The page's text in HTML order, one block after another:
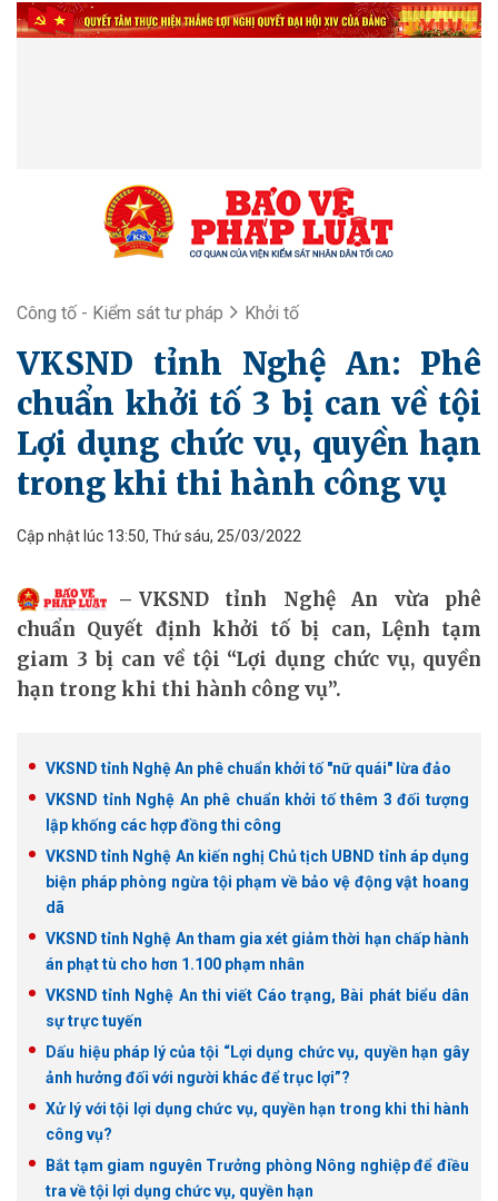
Công tố - Kiểm sát tư pháp Khởi tố
VKSND tỉnh Nghệ An: Phê
chuẩn khởi tố 3 bị can về tội
Lợi dụng chức vụ, quyền hạn
trong khi thi hành công vụ
Cập nhật lúc 13:50, Thứ sáu, 25/03/2022
VKSND tỉnh Nghệ An vừa phê
chuẩn Quyết định khởi tố bị can, Lệnh tạm
giam 3 bị can về tội “Lợi dụng chức vụ, quyền
hạn trong khi thi hành công vụ”.
VKSND tỉnh Nghệ An phê chuẩn khởi tố "nữ quái" lừa đảo
VKSND tỉnh Nghệ An phê chuẩn khởi tố thêm 3 đối tượng
lập khống các hợp đồng thi công
VKSND tỉnh Nghệ An kiến nghị Chủ tịch UBND tỉnh áp dụng
biện pháp phòng ngừa tội phạm về bảo vệ động vật hoang
dã
VKSND tỉnh Nghệ An tham gia xét giảm thời hạn chấp hành
án phạt tù cho hơn 1.100 phạm nhân
VKSND tỉnh Nghệ An thi viết Cáo trạng, Bài phát biểu dân
sự trực tuyến
Dấu hiệu pháp lý của tội “Lợi dụng chức vụ, quyền hạn gây
ảnh hưởng đối với người khác để trục lợi”?
Xử lý với tội lợi dụng chức vụ, quyền hạn trong khi thi hành
công vụ?
Bắt tạm giam nguyên Trưởng phòng Nông nghiệp để điều
tra về tội lợi dụng chức vụ, quyền hạn